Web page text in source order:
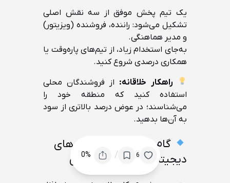
یک تیم پخش موفق از سه نقش اصلی
تشکیل می‌شود: راننده، فروشنده (ویزیتور)
و مدیر هماهنگی.
به‌جای استخدام زیاد، از تیم‌های پاره‌وقت یا
همکاری درصدی شروع کنید.
راهکار خلاقانه: از فروشندگان محلی
استفاده کنید که منطقه خود را
می‌شناسند؛ در عوض درصد بالاتری از سود
به آن‌ها بدهید.
گام ۴: استفاده از ابزارهای
دیجیتال برای کنترل پخش
6
/
0%